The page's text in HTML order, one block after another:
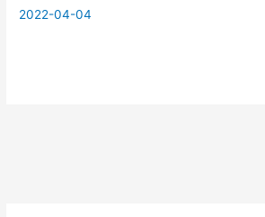
2022-04-04